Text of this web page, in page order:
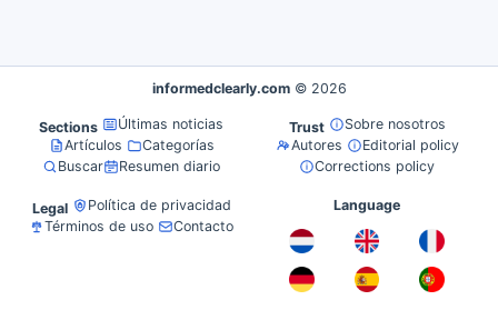
informedclearly.com © 2026
Sections
Últimas noticias
Artículos
Categorías
Buscar
Resumen diario
Trust
Sobre nosotros
Autores
Editorial policy
Corrections policy
Legal
Política de privacidad
Términos de uso
Contacto
Language